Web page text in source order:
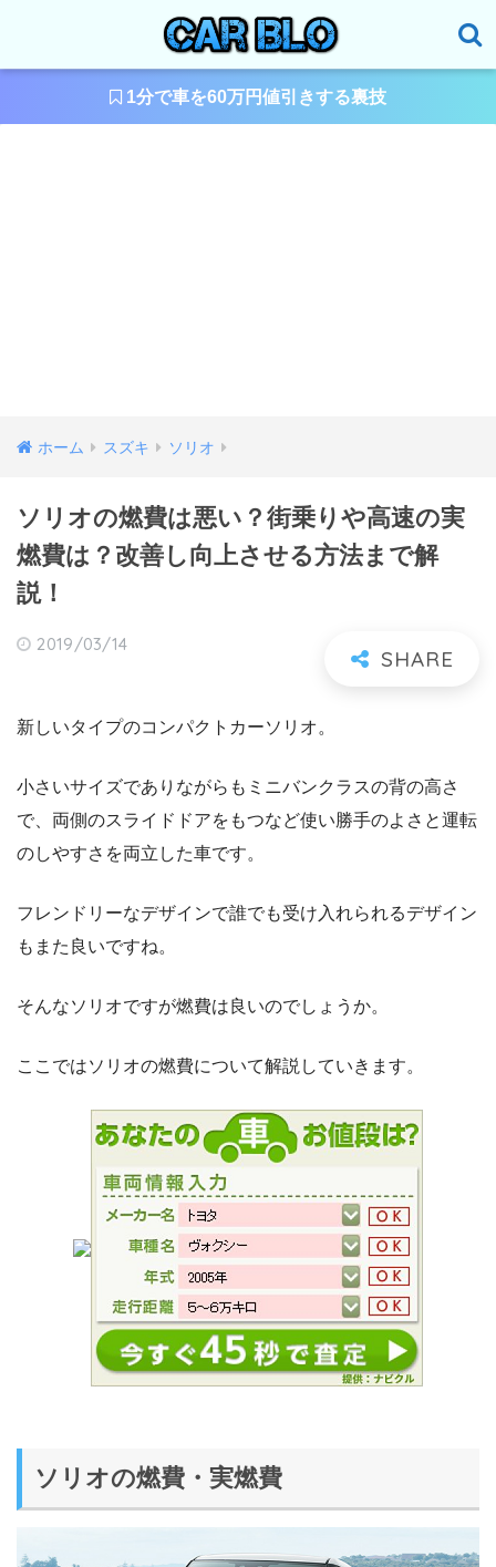
1分で車を60万円値引きする裏技
ホーム スズキ ソリオ
ソリオの燃費は悪い？街乗りや高速の実
燃費は？改善し向上させる方法まで解
説！
2019/03/14
新しいタイプのコンパクトカーソリオ。
小さいサイズでありながらもミニバンクラスの背の高さ
で、両側のスライドドアをもつなど使い勝手のよさと運転
のしやすさを両立した車です。
フレンドリーなデザインで誰でも受け入れられるデザイン
もまた良いですね。
そんなソリオですが燃費は良いのでしょうか。
ここではソリオの燃費について解説していきます。
ソリオの燃費・実燃費